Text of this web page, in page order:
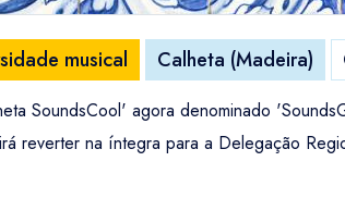
musical Calheta (Madeira)
SoundsCool' agora denominado
reverter na íntegra para a Delegação